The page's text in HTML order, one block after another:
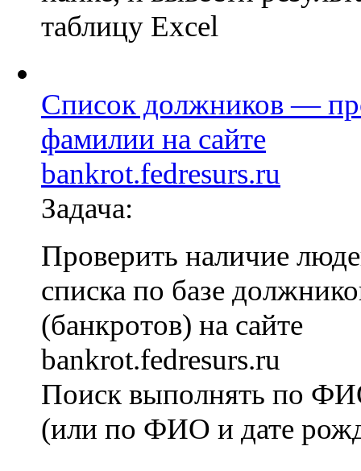
таблицу Excel
Список должников —
фамилии на сайте
bankrot.fedresurs.ru
Задача:
Проверить наличие
списка по базе
(банкротов) на сайте
bankrot.fedresurs.ru
Поиск выполнять по
(или по ФИО и дате